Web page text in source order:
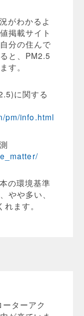
がわかるよ
掲載サイト
分の住んで
と、PM2.5
す。
に関する
pm/info.html
の環境基準
やや多い、
ます。
ターアク